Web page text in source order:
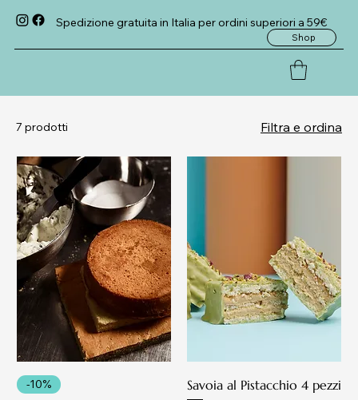
Spedizione gratuita in Italia per ordini superiori a 59€
Shop
7 prodotti Filtra e ordina
-10% Savoia al Pistacchio 4 pezzi